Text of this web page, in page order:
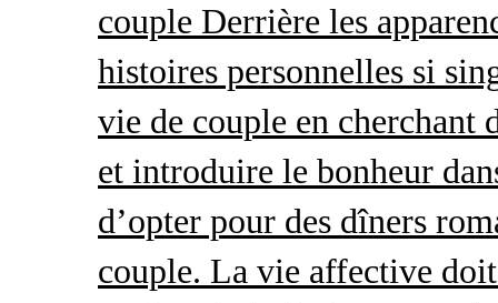
couple Derrière les
histoires personnelles si
vie de couple en cherchant
et introduire le bonheur
d’opter pour des dîners
couple. La vie affective